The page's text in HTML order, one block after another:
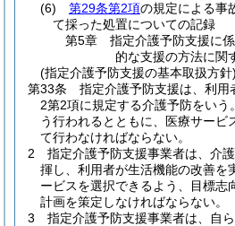
(6)
第29条第2項の規定による事
て採った処置についての記録
第5章
指定介護予防支援に
的な支援の方法に関
(指定介護予防支援の基本取扱方針)
第33条
指定介護予防支援は、利用
2第2項に規定する介護予防をいう
う行われるとともに、医療サービ
て行わなければならない。
2
指定介護予防支援事業者は、介
揮し、利用者が生活機能の改善を
ービスを選択できるよう、目標志
計画を策定しなければならない。
3
指定介護予防支援事業者は、自